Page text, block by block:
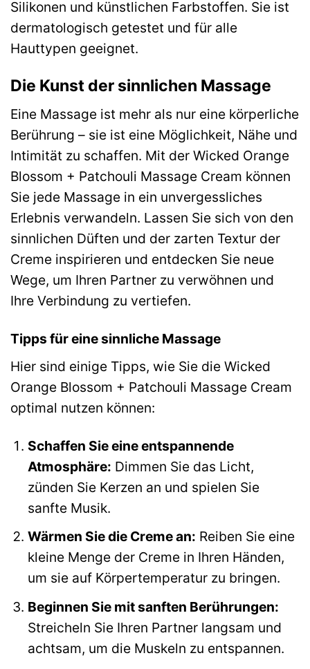
Silikonen und künstlichen Farbstoffen. Sie ist
dermatologisch getestet und für alle
Hauttypen geeignet.
Die Kunst der sinnlichen Massage
Eine Massage ist mehr als nur eine körperliche
Berührung – sie ist eine Möglichkeit, Nähe und
Intimität zu schaffen. Mit der Wicked Orange
Blossom + Patchouli Massage Cream können
Sie jede Massage in ein unvergessliches
Erlebnis verwandeln. Lassen Sie sich von den
sinnlichen Düften und der zarten Textur der
Creme inspirieren und entdecken Sie neue
Wege, um Ihren Partner zu verwöhnen und
Ihre Verbindung zu vertiefen.
Tipps für eine sinnliche Massage
Hier sind einige Tipps, wie Sie die Wicked
Orange Blossom + Patchouli Massage Cream
optimal nutzen können:
Schaffen Sie eine entspannende
Atmosphäre: Dimmen Sie das Licht,
zünden Sie Kerzen an und spielen Sie
sanfte Musik.
Wärmen Sie die Creme an: Reiben Sie eine
kleine Menge der Creme in Ihren Händen,
um sie auf Körpertemperatur zu bringen.
Beginnen Sie mit sanften Berührungen:
Streicheln Sie Ihren Partner langsam und
achtsam, um die Muskeln zu entspannen.